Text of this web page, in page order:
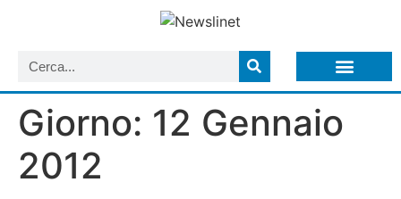
Giorno: 12 Gennaio
2012